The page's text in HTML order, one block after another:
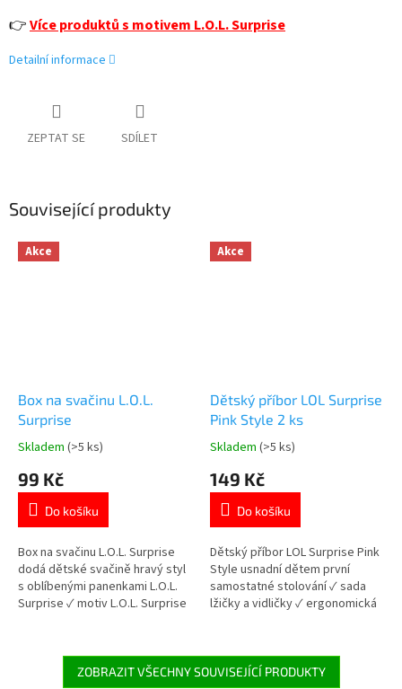
👉Více produktů s motivem L.O.L. Surprise
Detailní informace
ZEPTAT SE SDÍLET
Související produkty
Akce
Box na svačinu L.O.L.
Surprise
Průměrné
produktu
4,9
5
hvězdiček.
Skladem (>5 ks)
99 Kč
Do košíku
Box na svačinu L.O.L. Surprise
dodá dětské svačině hravý styl
s oblíbenými panenkami L.O.L.
Surprise ✓ motiv L.O.L. Surprise
provedení 👉 Více produktů s
motivem L.O.L. Surprise
Akce
Dětský příbor LOL Surprise
Pink Style 2 ks
Průměrné
produktu
5,0
5
hvězdiček.
Skladem (>5 ks)
149 Kč
Do košíku
Dětský příbor LOL Surprise Pink
Style usnadní dětem první
samostatné stolování ✓ sada
lžičky a vidličky ✓ ergonomická
Surprise 👉 Více produktů s
motivem L.O.L. Surprise
ZOBRAZIT VŠECHNY SOUVISEJÍCÍ PRODUKTY